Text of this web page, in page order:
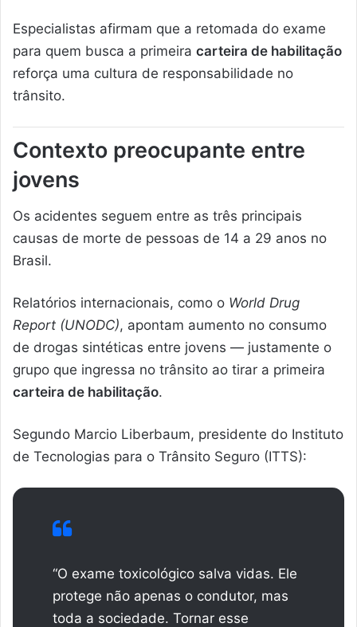
Especialistas afirmam que a retomada do exame
para quem busca a primeira carteira de habilitação
reforça uma cultura de responsabilidade no
trânsito.
Contexto preocupante entre
jovens
Os acidentes seguem entre as três principais
causas de morte de pessoas de 14 a 29 anos no
Brasil.
Relatórios internacionais, como o World Drug
Report (UNODC), apontam aumento no consumo
de drogas sintéticas entre jovens — justamente o
grupo que ingressa no trânsito ao tirar a primeira
carteira de habilitação.
Segundo Marcio Liberbaum, presidente do Instituto
de Tecnologias para o Trânsito Seguro (ITTS):
“O exame toxicológico salva vidas. Ele
protege não apenas o condutor, mas
toda a sociedade. Tornar esse